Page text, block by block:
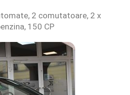
2 comutatoare, 2 x
150 CP